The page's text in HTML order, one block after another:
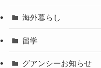
海外暮らし
留学
グアンシーお知らせ